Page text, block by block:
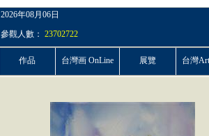
2026年08月06日
參觀人數： 23702722
作品 台灣画 OnLine 展覽 台灣